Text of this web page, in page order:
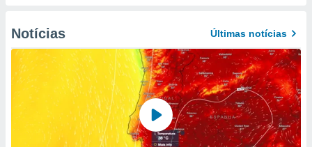
de
ou aceder
Notícias Últimas notícias